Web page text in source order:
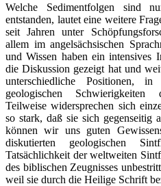
Welche Sedimentfolgen sind
entstanden, lautet eine weitere
seit Jahren unter
allem im angelsächsischen
und Wissen haben ein intensives
die Diskussion gezeigt hat und
unterschiedliche Positionen,
geologischen Schwierigkeiten
Teilweise widersprechen sich
so stark, daß sie sich gegenseitig
können wir uns guten
diskutierten geologischen
Tatsächlichkeit der weltweiten
des biblischen Zeugnisses
weil sie durch die Heilige Schrift